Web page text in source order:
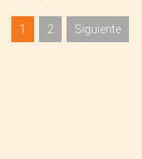
1 2 Siguiente